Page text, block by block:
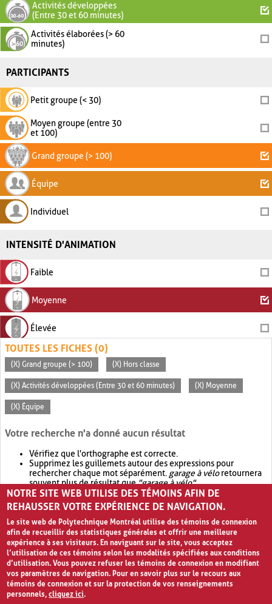
Activités développées
(Entre 30 et 60 minutes)
Activités élaborées (> 60
minutes)
PARTICIPANTS
Petit groupe (< 30)
Moyen groupe (entre 30
et 100)
Grand groupe (> 100)
Équipe
Individuel
INTENSITÉ D'ANIMATION
Faible
Moyenne
Élevée
TOUTES LES FICHES (0)
(X) Grand groupe (> 100) (X) Hors classe
(X) Activités développées (Entre 30 et 60 minutes) (X) Moyenne
(X) Équipe
Votre recherche n'a donné aucun résultat
Vérifiez que l'orthographe est correcte.
Supprimez les guillemets autour des expressions pour
rechercher chaque mot séparément. garage à véloretournera
souvent plus de résultat que"garage à vélo".
Envisagez d'élargir votre recherche avec OR.garage OR vélo
retournera souvent plus de résultat quegarage à vélo
NOTRE SITE WEB UTILISE DES TÉMOINS AFIN DE
REHAUSSER VOTRE EXPÉRIENCE DE NAVIGATION.
Le site web de Polytechnique Montréal utilise des témoins de connexion
afin de recueillir des statistiques générales et offrir une meilleure
expérience à ses visiteurs. En naviguant sur le site, vous acceptez
l’utilisation de ces témoins selon les modalités spécifiées aux conditions
d’utilisation. Vous pouvez refuser les témoins de connexion en modifiant
vos paramètres de navigation. Pour en savoir plus sur le recours aux
témoins de connexion et sur la protection de vos renseignements
personnels,cliquez ici.